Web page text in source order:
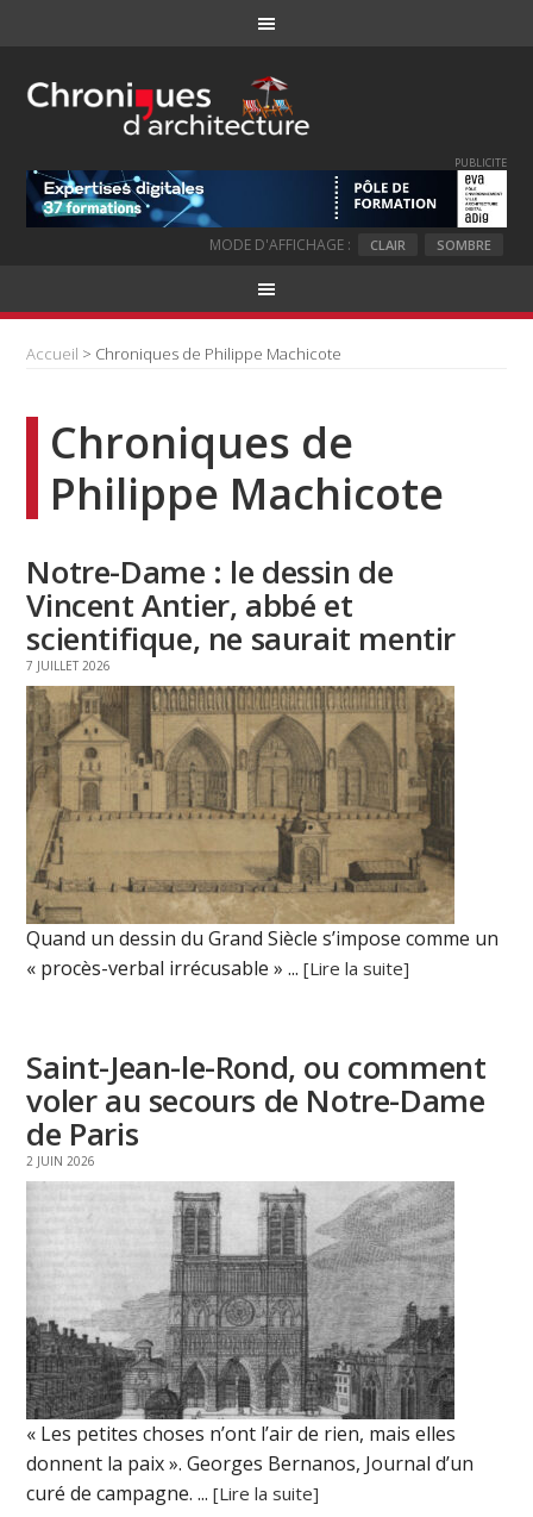
PUBLICITE
MODE D'AFFICHAGE : CLAIR SOMBRE
Accueil > Chroniques de Philippe Machicote
Chroniques de
Philippe Machicote
Notre-Dame : le dessin de
Vincent Antier, abbé et
scientifique, ne saurait mentir
7 JUILLET 2026
Quand un dessin du Grand Siècle s’impose comme un
« procès-verbal irrécusable » ...[Lire la suite]
Saint-Jean-le-Rond, ou comment
voler au secours de Notre-Dame
de Paris
2 JUIN 2026
« Les petites choses n’ont l’air de rien, mais elles
donnent la paix ». Georges Bernanos, Journal d’un
curé de campagne. ...[Lire la suite]